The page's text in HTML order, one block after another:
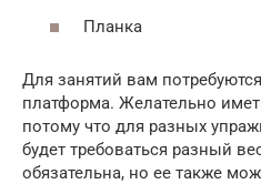
Планка
Для занятий вам
платформа. Желательно
потому что для разных
будет требоваться разный
обязательна, но ее также